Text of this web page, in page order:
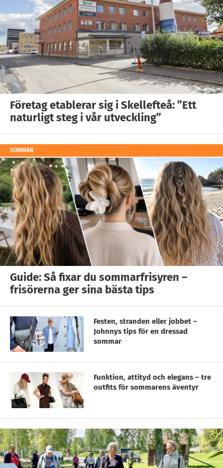
Företag etablerar sig i Skellefteå: ”Ett
naturligt steg i vår utveckling”
SOMMAR
Guide: Så fixar du sommarfrisyren –
frisörerna ger sina bästa tips
Festen, stranden eller jobbet –
Johnnys tips för en dressad
sommar
Funktion, attityd och elegans – tre
outfits för sommarens äventyr